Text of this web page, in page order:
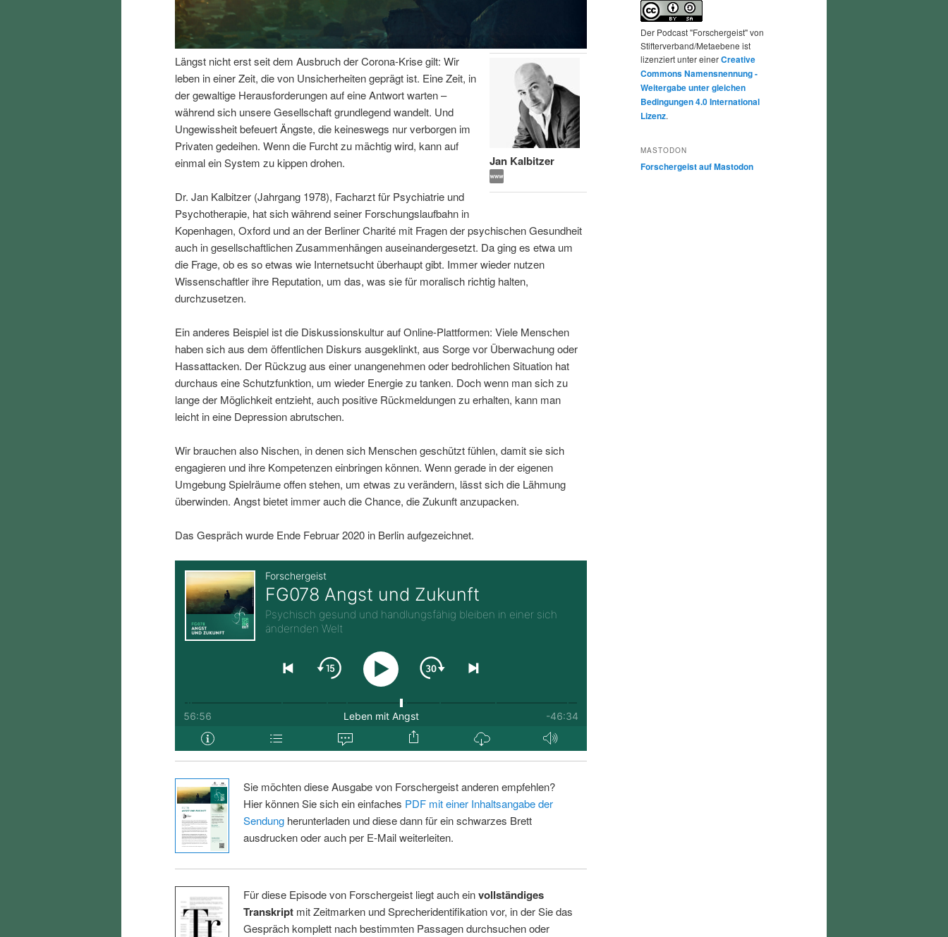
I
s
p
r
i
n
g
n
e
l
t
s
p
r
i
g
e
n
Jan Kalbitzer
Längst nicht erst seit dem Ausbruch der Corona-Krise gilt: Wir
leben in einer Zeit, die von Unsicherheiten geprägt ist. Eine Zeit, in
der gewaltige Herausforderungen auf eine Antwort warten –
während sich unsere Gesellschaft grundlegend wandelt. Und
Ungewissheit befeuert Ängste, die keineswegs nur verborgen im
Privaten gedeihen. Wenn die Furcht zu mächtig wird, kann auf
einmal ein System zu kippen drohen.
Dr. Jan Kalbitzer (Jahrgang 1978), Facharzt für Psychiatrie und
Psychotherapie, hat sich während seiner Forschungslaufbahn in
Kopenhagen, Oxford und an der Berliner Charité mit Fragen der psychischen Gesundheit
auch in gesellschaftlichen Zusammenhängen auseinandergesetzt. Da ging es etwa um
die Frage, ob es so etwas wie Internetsucht überhaupt gibt. Immer wieder nutzen
Wissenschaftler ihre Reputation, um das, was sie für moralisch richtig halten,
durchzusetzen.
Ein anderes Beispiel ist die Diskussionskultur auf Online-Plattformen: Viele Menschen
haben sich aus dem öffentlichen Diskurs ausgeklinkt, aus Sorge vor Überwachung oder
Hassattacken. Der Rückzug aus einer unangenehmen oder bedrohlichen Situation hat
durchaus eine Schutzfunktion, um wieder Energie zu tanken. Doch wenn man sich zu
lange der Möglichkeit entzieht, auch positive Rückmeldungen zu erhalten, kann man
leicht in eine Depression abrutschen.
Wir brauchen also Nischen, in denen sich Menschen geschützt fühlen, damit sie sich
engagieren und ihre Kompetenzen einbringen können. Wenn gerade in der eigenen
Umgebung Spielräume offen stehen, um etwas zu verändern, lässt sich die Lähmung
überwinden. Angst bietet immer auch die Chance, die Zukunft anzupacken.
Das Gespräch wurde Ende Februar 2020 in Berlin aufgezeichnet.
Sie möchten diese Ausgabe von Forschergeist anderen empfehlen?
Hier können Sie sich ein einfaches PDF mit einer Inhaltsangabe der
Sendungherunterladen und diese dann für ein schwarzes Brett
ausdrucken oder auch per E-Mail weiterleiten.
Für diese Episode von Forschergeist liegt auch einvollständiges
Transkriptmit Zeitmarken und Sprecheridentifikation vor, in der Sie das
Gespräch komplett nach bestimmten Passagen durchsuchen oder
Der Podcast "Forschergeist" von
Stifterverband/Metaebene ist
lizenziert unter einerCreative
Commons Namensnennung -
Weitergabe unter gleichen
Bedingungen 4.0 International
Lizenz.
MASTODON
Forschergeist auf Mastodon